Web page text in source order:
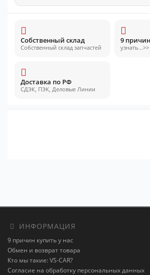
Собственный склад
Собственный склад запчастей
9
узнать...>>
Доставка по РФ
СДЭК, ПЭК, Деловые Линии
ИНФОРМАЦИЯ
9 причин купить у нас
Обмен и возврат товара
Кто мы такие: VS-CAR?
Согласие на обработку персональных данных